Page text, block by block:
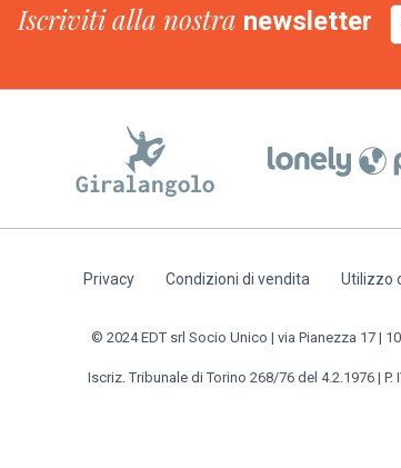
Iscriviti alla nostra newsletter
Privacy Condizioni di vendita Utilizzo
© 2024 EDT srl Socio Unico | via Pianezza 17 |
Iscriz. Tribunale di Torino 268/76 del 4.2.1976 | P.